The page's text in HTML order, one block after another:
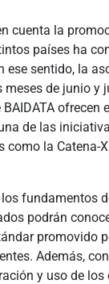
cuenta la
países ha
sentido, la
de junio y
ofrecen
de las
la Catena-
fundamentos
podrán
promovido
Además,
y uso de los